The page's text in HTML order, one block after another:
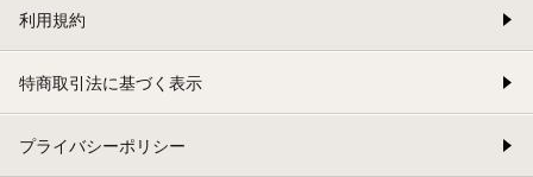
利用規約
特商取引法に基づく表示
プライバシーポリシー